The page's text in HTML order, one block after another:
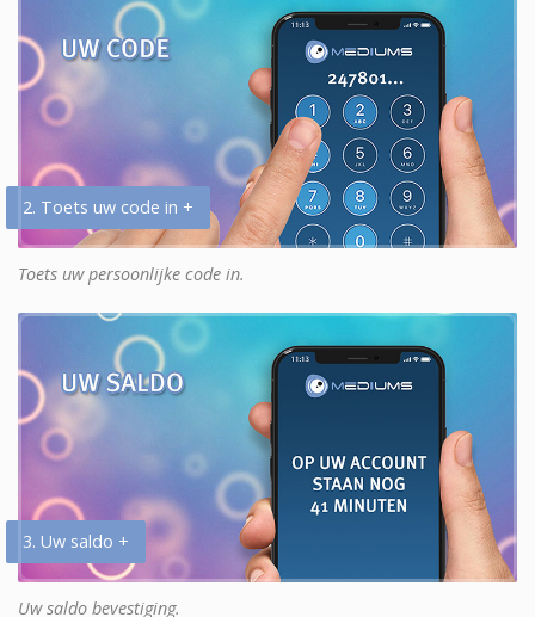
2. Toets uw code in +
Toets uw persoonlijke code in.
3. Uw saldo +
Uw saldo bevestiging.